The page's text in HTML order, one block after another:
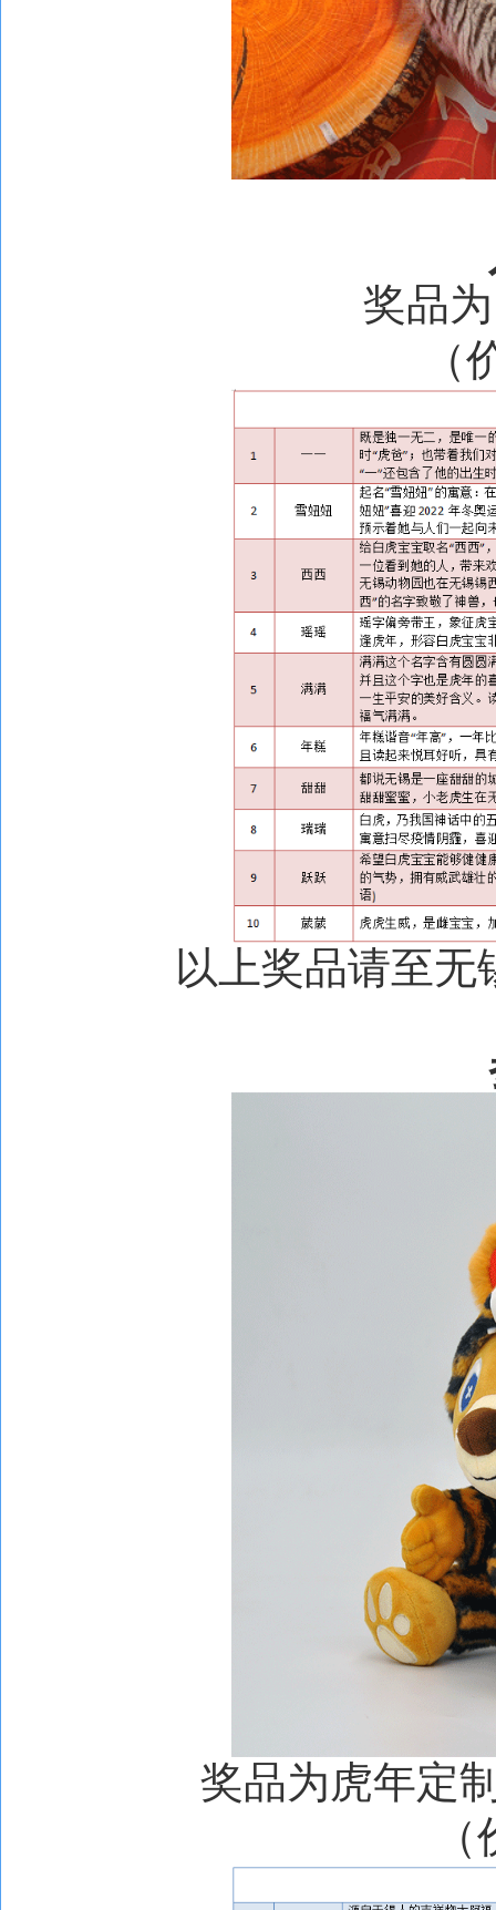
奖品为
（
以上奖品请至无
奖品为虎年定